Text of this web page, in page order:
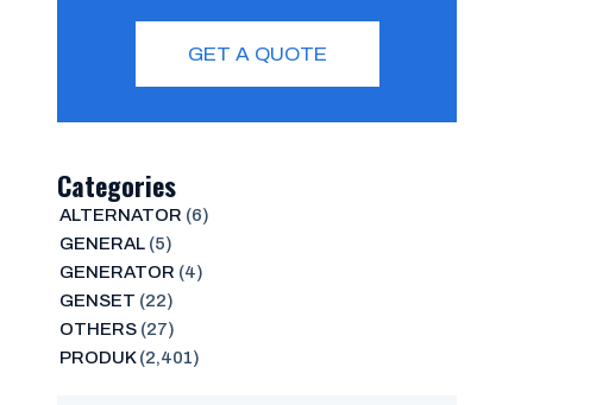
GET A QUOTE
Categories
ALTERNATOR (6)
GENERAL(5)
GENERATOR (4)
GENSET (22)
OTHERS(27)
PRODUK(2,401)